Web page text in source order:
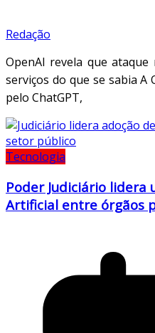
Redação
OpenAI revela que
serviços do que se sabia A
pelo ChatGPT,
Tecnologia
Poder Judiciário lidera
Artificial entre órgãos